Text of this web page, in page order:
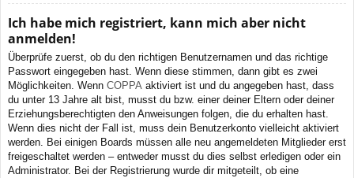
Ich habe mich registriert, kann mich aber nicht
anmelden!
Überprüfe zuerst, ob du den richtigen Benutzernamen und das richtige
Passwort eingegeben hast. Wenn diese stimmen, dann gibt es zwei
Möglichkeiten. Wenn COPPA aktiviert ist und du angegeben hast, dass
du unter 13 Jahre alt bist, musst du bzw. einer deiner Eltern oder deiner
Erziehungsberechtigten den Anweisungen folgen, die du erhalten hast.
Wenn dies nicht der Fall ist, muss dein Benutzerkonto vielleicht aktiviert
werden. Bei einigen Boards müssen alle neu angemeldeten Mitglieder erst
freigeschaltet werden – entweder musst du dies selbst erledigen oder ein
Administrator. Bei der Registrierung wurde dir mitgeteilt, ob eine